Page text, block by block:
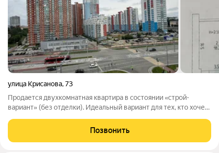
улица Крисанова,73
Продается двухкомнатная квартира в состоянии «строй-
вариант» (без отделки). Идеальный вариант для тех, кто хочет
Центральное расположение, до Театра-Театра 10 минут
пешком, центральный рынок
Позвонить